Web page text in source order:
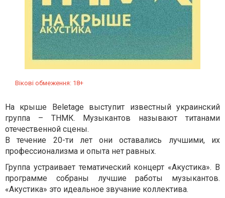
Вікові обмеження: 18+
На крыше Beletage выступит известный украинский
группа – ТНМК. Музыкантов называют титанами
отечественной сцены.
В течение 20-ти лет они оставались лучшими, их
профессионализма и опыта нет равных.
Группа устраивает тематический концерт «Акустика». В
программе собраны лучшие работы музыкантов.
«Акустика» это идеальное звучание коллектива.